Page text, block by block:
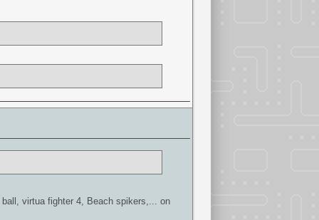
virtua fighter 4, Beach spikers,... on